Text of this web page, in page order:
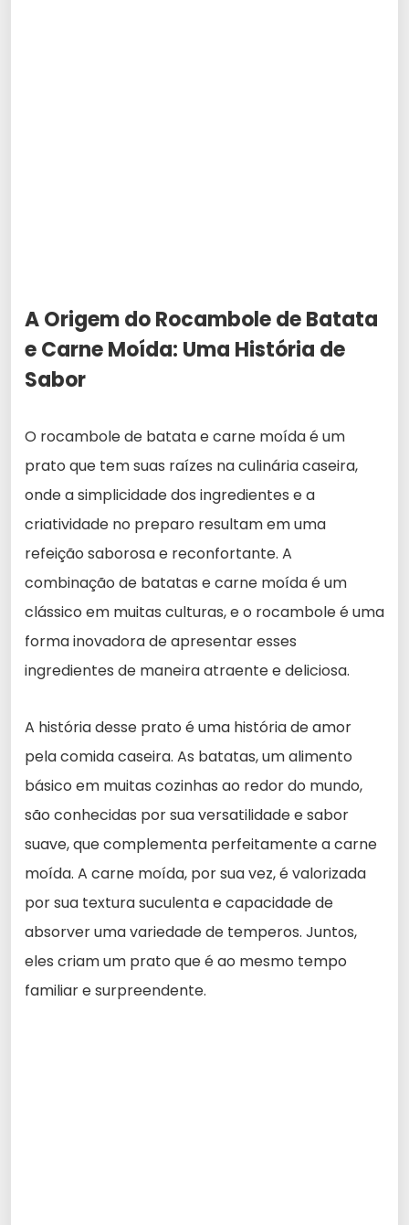
A Origem do Rocambole de Batata
e Carne Moída: Uma História de
Sabor
O rocambole de batata e carne moída é um
prato que tem suas raízes na culinária caseira,
onde a simplicidade dos ingredientes e a
criatividade no preparo resultam em uma
refeição saborosa e reconfortante. A
combinação de batatas e carne moída é um
clássico em muitas culturas, e o rocambole é uma
forma inovadora de apresentar esses
ingredientes de maneira atraente e deliciosa.
A história desse prato é uma história de amor
pela comida caseira. As batatas, um alimento
básico em muitas cozinhas ao redor do mundo,
são conhecidas por sua versatilidade e sabor
suave, que complementa perfeitamente a carne
moída. A carne moída, por sua vez, é valorizada
por sua textura suculenta e capacidade de
absorver uma variedade de temperos. Juntos,
eles criam um prato que é ao mesmo tempo
familiar e surpreendente.